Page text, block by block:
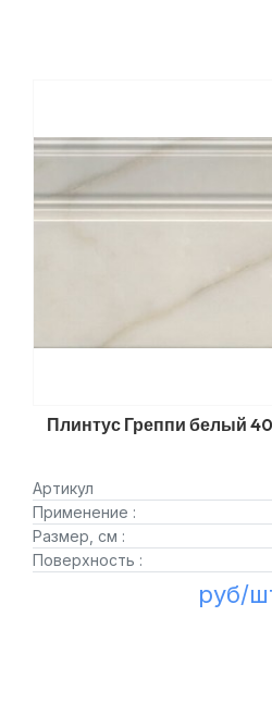
Плинтус Греппи белый
Артикул
Применение :
Размер, см :
Поверхность :
руб/